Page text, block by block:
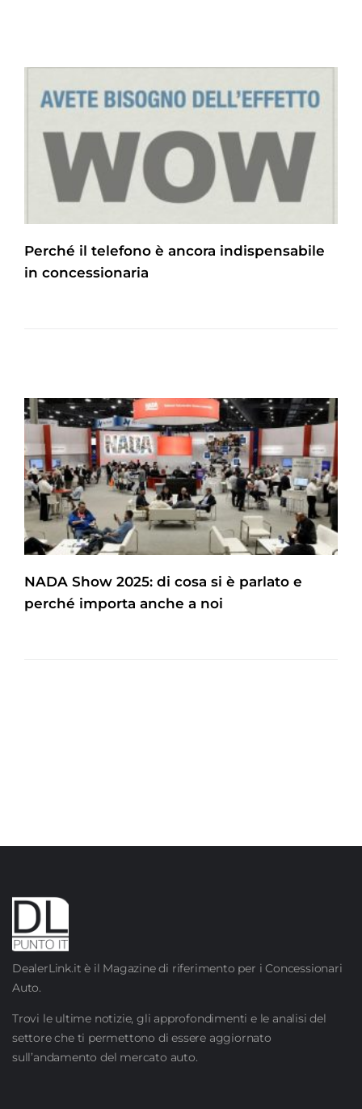
Perché il telefono è ancora indispensabile
in concessionaria
NADA Show 2025: di cosa si è parlato e
perché importa anche a noi
DealerLink.it è il Magazine di riferimento per i Concessionari
Auto.
Trovi le ultime notizie, gli approfondimenti e le analisi del
settore che ti permettono di essere aggiornato
sull’andamento del mercato auto.